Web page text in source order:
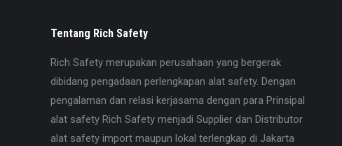
Tentang Rich Safety
Rich Safety merupakan perusahaan yang bergerak
dibidang pengadaan perlengkapan alat safety. Dengan
pengalaman dan relasi kerjasama dengan para Prinsipal
alat safety Rich Safety menjadi Supplier dan Distributor
alat safety import maupun lokal terlengkap di Jakarta